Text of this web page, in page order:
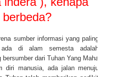
berbeda?
sumber informasi yang paling
di alam semesta adalah
dari Tuhan Yang Maha
diri manusia, ada jalan menuju